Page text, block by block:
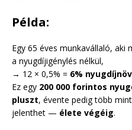
Példa:
Egy 65 éves munkavállaló,
a nyugdíjigénylés nélkül,
→ 12 × 0,5% = 6%
Ez egy 200 000 forintos
pluszt, évente pedig több
jelenthet — élete végéig.